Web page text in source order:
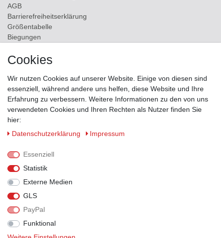
AGB
Barrierefreiheitserklärung
Größentabelle
Biegungen
Kontakt
ZAHLUNGSMÖGLICHKEITEN
VERSANDPARTNER
Cookies
Wir nutzen Cookies auf unserer Website. Einige von diesen sind
essenziell, während andere uns helfen, diese Website und Ihre
Erfahrung zu verbessern. Weitere Informationen zu den von uns
verwendeten Cookies und Ihren Rechten als Nutzer finden Sie
hier:
Daten­schutz­erklärung
Impressum
Essenziell
Statistik
Externe Medien
GLS
PayPal
Funktional